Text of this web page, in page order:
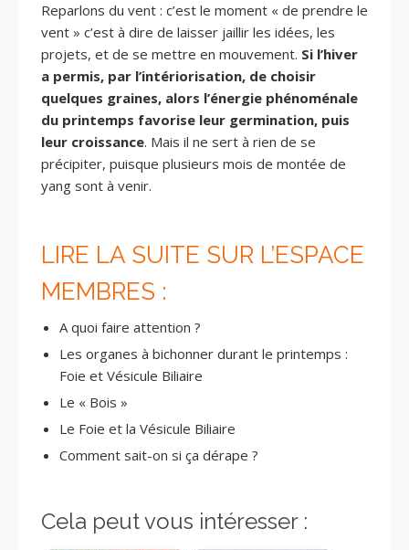
Reparlons du vent : c’est le moment « de prendre le
vent » c’est à dire de laisser jaillir les idées, les
projets, et de se mettre en mouvement. Si l’hiver
a permis, par l’intériorisation, de choisir
quelques graines, alors l’énergie phénoménale
du printemps favorise leur germination, puis
leur croissance. Mais il ne sert à rien de se
précipiter, puisque plusieurs mois de montée de
yang sont à venir.
LIRE LA SUITE SUR L’ESPACE
MEMBRES :
A quoi faire attention ?
Les organes à bichonner durant le printemps :
Foie et Vésicule Biliaire
Le « Bois »
Le Foie et la Vésicule Biliaire
Comment sait-on si ça dérape ?
Cela peut vous intéresser :